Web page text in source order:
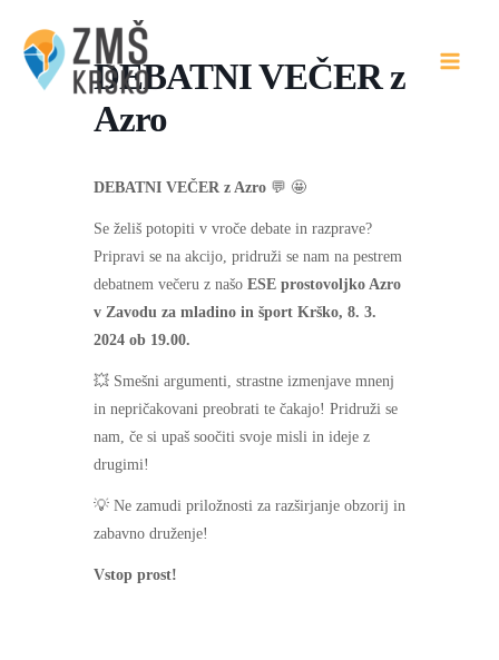
content
DEBATNI VEČER z
Azro
DEBATNI VEČER z Azro 💬 🤩
Se želiš potopiti v vroče debate in razprave?
Pripravi se na akcijo, pridruži se nam na pestrem
debatnem večeru z našo ESE prostovoljko Azro
v Zavodu za mladino in šport Krško, 8. 3.
2024 ob 19.00.
💥 Smešni argumenti, strastne izmenjave mnenj
in nepričakovani preobrati te čakajo! Pridruži se
nam, če si upaš soočiti svoje misli in ideje z
drugimi!
💡 Ne zamudi priložnosti za razširjanje obzorij in
zabavno druženje!
Vstop prost!